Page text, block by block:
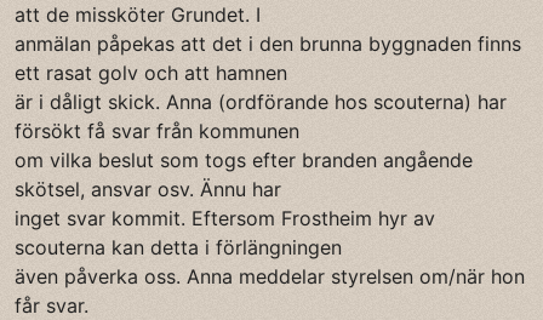
att de missköter Grundet. I
anmälan påpekas att det i den brunna byggnaden finns
ett rasat golv och att hamnen
är i dåligt skick. Anna (ordförande hos scouterna) har
försökt få svar från kommunen
om vilka beslut som togs efter branden angående
skötsel, ansvar osv. Ännu har
inget svar kommit. Eftersom Frostheim hyr av
scouterna kan detta i förlängningen
även påverka oss. Anna meddelar styrelsen om/när hon
får svar.